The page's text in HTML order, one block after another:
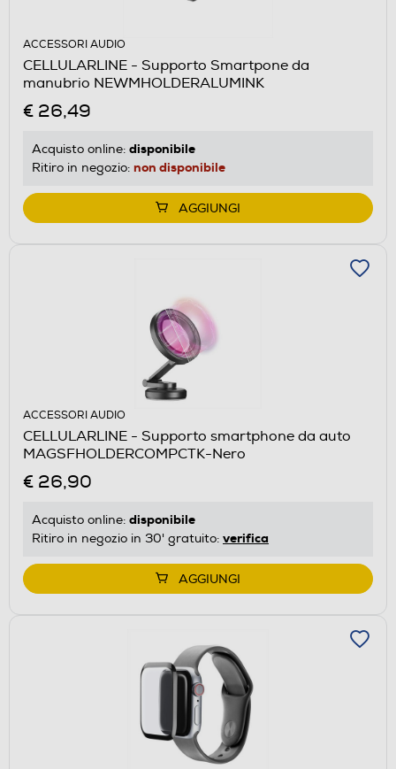
ACCESSORI AUDIO
CELLULARLINE - Supporto Smartpone da
manubrio NEWMHOLDERALUMINK
€ 26,49
Acquisto online: disponibile
Ritiro in negozio: non disponibile
AGGIUNGI
ACCESSORI AUDIO
CELLULARLINE - Supporto smartphone da auto
MAGSFHOLDERCOMPCTK-Nero
€ 26,90
Acquisto online: disponibile
Ritiro in negozio in 30' gratuito: verifica
AGGIUNGI